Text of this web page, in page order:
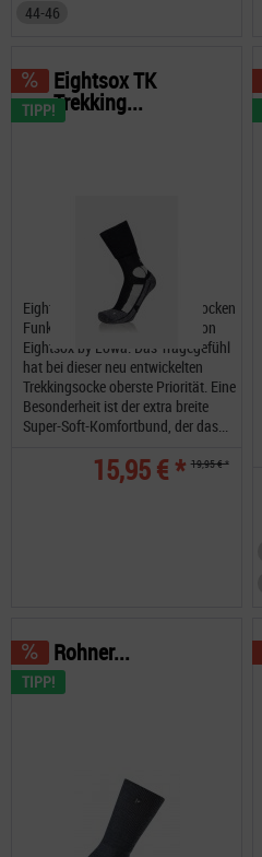
44-46
TIPP!
Eightsox TK Trekking Merino Socken
Funktionale Trekking Socken von
Eightsox by Lowa. Das Tragegefühl
hat bei dieser neu entwickelten
Trekkingsocke oberste Priorität. Eine
Besonderheit ist der extra breite
Super-Soft-Komfortbund, der das...
15,95 € * 19,95 € *
Eightsox TK
Trekking...
TIPP!
Rohner...